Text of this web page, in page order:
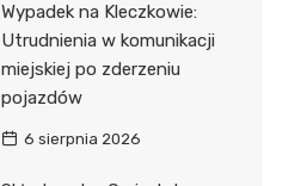
Wypadek na Kleczkowie:
Utrudnienia w komunikacji
miejskiej po zderzeniu
pojazdów
6 sierpnia 2026